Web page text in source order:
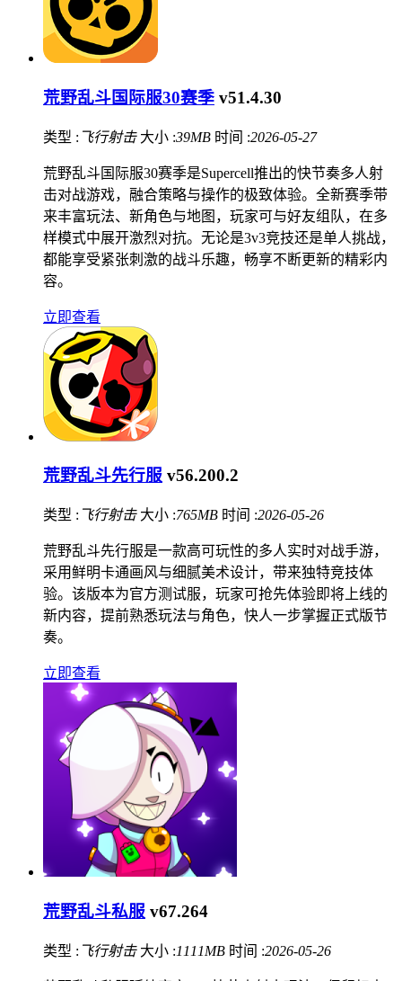
荒野乱斗国际服30赛季 v51.4.30
类型 : 飞行射击 大小 :39MB 时间 :2026-05-27
荒野乱斗国际服30赛季是Supercell推出的快节奏多人射
击对战游戏，融合策略与操作的极致体验。全新赛季带
来丰富玩法、新角色与地图，玩家可与好友组队，在多
样模式中展开激烈对抗。无论是3v3竞技还是单人挑战，
都能享受紧张刺激的战斗乐趣，畅享不断更新的精彩内
容。
立即查看
荒野乱斗先行服 v56.200.2
类型 : 飞行射击 大小 :765MB 时间 :2026-05-26
荒野乱斗先行服是一款高可玩性的多人实时对战手游，
采用鲜明卡通画风与细腻美术设计，带来独特竞技体
验。该版本为官方测试服，玩家可抢先体验即将上线的
新内容，提前熟悉玩法与角色，快人一步掌握正式版节
奏。
立即查看
荒野乱斗私服 v67.264
类型 : 飞行射击 大小 :1111MB 时间 :2026-05-26